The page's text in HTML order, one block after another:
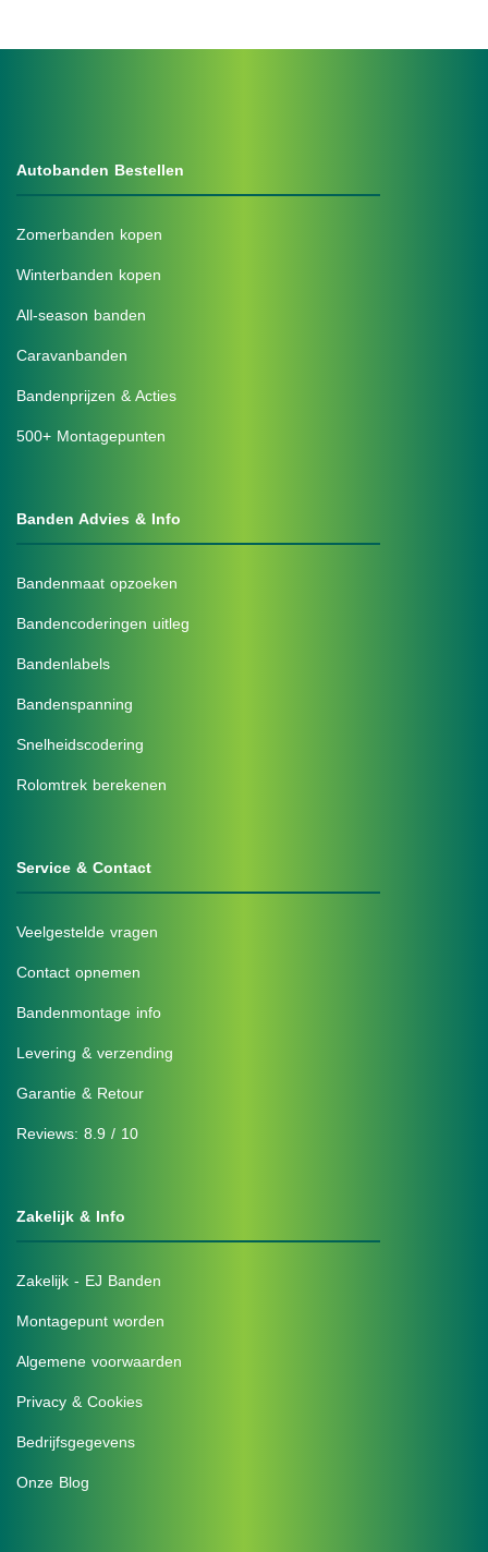
Autobanden Bestellen
Zomerbanden kopen
Winterbanden kopen
All-season banden
Caravanbanden
Bandenprijzen & Acties
500+ Montagepunten
Banden Advies & Info
Bandenmaat opzoeken
Bandencoderingen uitleg
Bandenlabels
Bandenspanning
Snelheidscodering
Rolomtrek berekenen
Service & Contact
Veelgestelde vragen
Contact opnemen
Bandenmontage info
Levering & verzending
Garantie & Retour
Reviews: 8.9 / 10
Zakelijk & Info
Zakelijk - EJ Banden
Montagepunt worden
Algemene voorwaarden
Privacy & Cookies
Bedrijfsgegevens
Onze Blog